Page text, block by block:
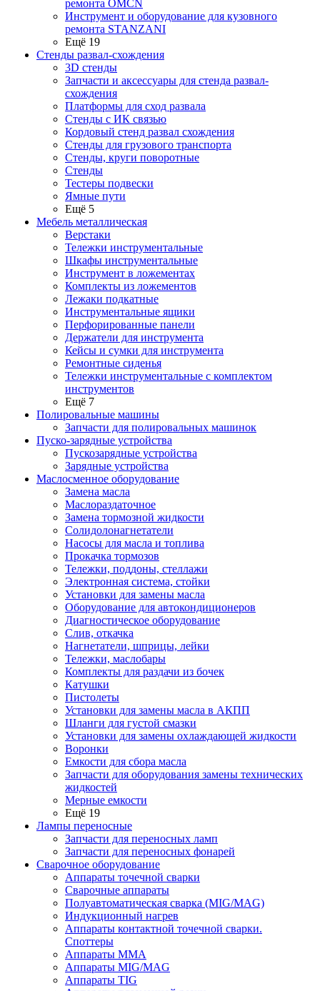
ремонта OMCN
Инструмент и оборудование для кузовного
ремонта STANZANI
Ещё 19
Стенды развал-схождения
3D стенды
Запчасти и аксессуары для стенда развал-
схождения
Платформы для сход развала
Стенды с ИК связью
Кордовый стенд развал схождения
Стенды для грузового транспорта
Стенды, круги поворотные
Стенды
Тестеры подвески
Ямные пути
Ещё 5
Мебель металлическая
Верстаки
Тележки инструментальные
Шкафы инструментальные
Инструмент в ложементах
Комплекты из ложементов
Лежаки подкатные
Инструментальные ящики
Перфорированные панели
Держатели для инструмента
Кейсы и сумки для инструмента
Ремонтные сиденья
Тележки инструментальные с комплектом
инструментов
Ещё 7
Полировальные машины
Запчасти для полировальных машинок
Пуско-зарядные устройства
Пускозарядные устройства
Зарядные устройства
Маслосменное оборудование
Замена масла
Маслораздаточное
Замена тормозной жидкости
Солидолонагнетатели
Насосы для масла и топлива
Прокачка тормозов
Тележки, поддоны, стеллажи
Электронная система, стойки
Установки для замены масла
Оборудование для автокондиционеров
Диагностическое оборудование
Слив, откачка
Нагнетатели, шприцы, лейки
Тележки, маслобары
Комплекты для раздачи из бочек
Катушки
Пистолеты
Установки для замены масла в АКПП
Шланги для густой смазки
Установки для замены охлаждающей жидкости
Воронки
Емкости для сбора масла
Запчасти для оборудования замены технических
жидкостей
Мерные емкости
Ещё 19
Лампы переносные
Запчасти для переносных ламп
Запчасти для переносных фонарей
Сварочное оборудование
Аппараты точечной сварки
Сварочные аппараты
Полуавтоматическая сварка (MIG/MAG)
Индукционный нагрев
Аппараты контактной точечной сварки.
Споттеры
Аппараты MMA
Аппараты MIG/MAG
Аппараты TIG